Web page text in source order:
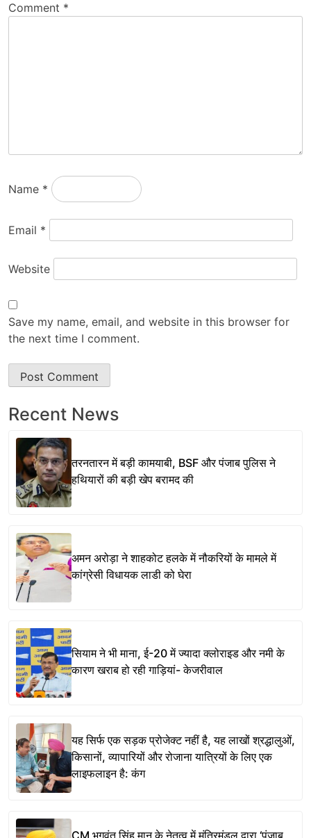
Comment *
Name *
Email *
Website
Save my name, email, and website in this browser for
the next time I comment.
Recent News
तरनतारन में बड़ी कामयाबी, BSF और पंजाब पुलिस ने
हथियारों की बड़ी खेप बरामद की
अमन अरोड़ा ने शाहकोट हलके में नौकरियों के मामले में
कांग्रेसी विधायक लाडी को घेरा
सियाम ने भी माना, ई-20 में ज्यादा क्लोराइड और नमी के
कारण खराब हो रही गाड़ियां- केजरीवाल
यह सिर्फ एक सड़क प्रोजेक्ट नहीं है, यह लाखों श्रद्धालुओं,
किसानों, व्यापारियों और रोजाना यात्रियों के लिए एक
लाइफलाइन है: कंग
CM भगवंत सिंह मान के नेतृत्व में मंत्रिमंडल द्वारा ‘पंजाब